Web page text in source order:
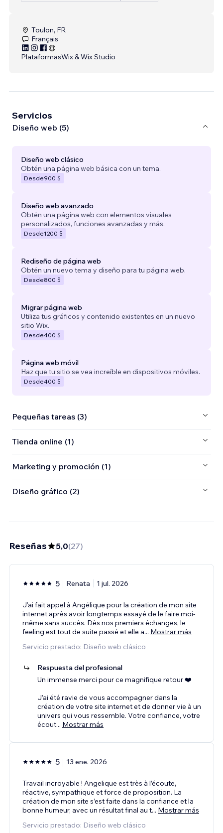
Toulon, FR
Français
PlataformasWix & Wix Studio
Servicios
Diseño web (5)
Diseño web clásico
Obtén una página web básica con un tema.
Desde900 $
Diseño web avanzado
Obtén una página web con elementos visuales
personalizados, funciones avanzadas y más.
Desde1200 $
Rediseño de página web
Obtén un nuevo tema y diseño para tu página web.
Desde800 $
Migrar página web
Utiliza tus gráficos y contenido existentes en un nuevo
sitio Wix.
Desde400 $
Página web móvil
Haz que tu sitio se vea increíble en dispositivos móviles.
Desde400 $
Pequeñas tareas (3)
Tienda online (1)
Marketing y promoción (1)
Diseño gráfico (2)
Reseñas 5,0(27)
5 Renata 1 jul. 2026
J'ai fait appel à Angélique pour la création de mon site
internet après avoir longtemps essayé de le faire moi-
même sans succès. Dès nos premiers échanges, le
feeling est tout de suite passé et elle a... Mostrar más
Servicio prestado: Diseño web clásico
Respuesta del profesional
Un immense merci pour ce magnifique retour ❤️
J’ai été ravie de vous accompagner dans la
création de votre site internet et de donner vie à un
univers qui vous ressemble. Votre confiance, votre
écout... Mostrar más
5 13 ene. 2026
Travail incroyable ! Angelique est très à l’écoute,
réactive, sympathique et force de proposition. La
création de mon site s’est faite dans la confiance et la
bonne humeur, avec un résultat final au t... Mostrar más
Servicio prestado: Diseño web clásico